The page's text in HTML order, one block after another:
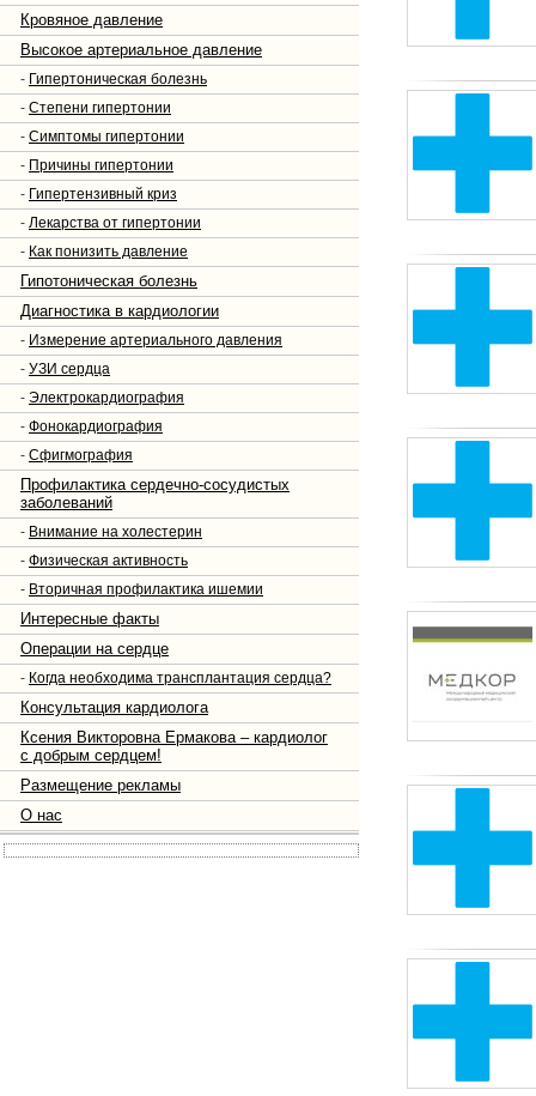
Кровяное давление
Высокое артериальное давление
- Гипертоническая болезнь
- Степени гипертонии
- Симптомы гипертонии
- Причины гипертонии
- Гипертензивный криз
- Лекарства от гипертонии
- Как понизить давление
Гипотоническая болезнь
Диагностика в кардиологии
- Измерение артериального давления
- УЗИ сердца
- Электрокардиография
- Фонокардиография
- Сфигмография
Профилактика сердечно-сосудистых
заболеваний
- Внимание на холестерин
- Физическая активность
- Вторичная профилактика ишемии
Интересные факты
Операции на сердце
- Когда необходима трансплантация сердца?
Консультация кардиолога
Ксения Викторовна Ермакова – кардиолог
с добрым сердцем!
Размещение рекламы
О нас